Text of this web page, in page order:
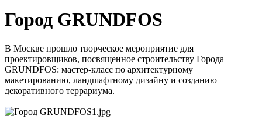
Город GRUNDFOS
В Москве прошло творческое мероприятие для
проектировщиков, посвященное строительству Города
GRUNDFOS: мастер-класс по архитектурному
макетированию, ландшафтному дизайну и созданию
декоративного террариума.